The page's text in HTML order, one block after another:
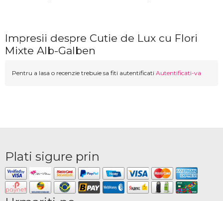
Impresii despre Cutie de Lux cu Flori
Mixte Alb-Galben
Pentru a lasa o recenzie trebuie sa fiti autentificati Autentificati-va
Plati sigure prin